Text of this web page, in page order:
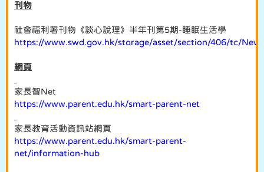
刊物
社會福利署刊物《談心說理》半年刊第5期-睡眠生活學
https://www.swd.gov.hk/storage/asset/section/406/tc/
網頁
家長智Net
https://www.parent.edu.hk/smart-parent-net
家長教育活動資訊站網頁
https://www.parent.edu.hk/smart-parent-
net/information-hub